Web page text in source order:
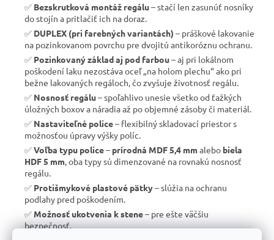
✅ Bezskrutková montáž regálu– stačí len zasunúť nosníky
do stojín a pritlačiť ich na doraz.
✅ DUPLEX (pri farebných variantách) – práškové lakovanie
na pozinkovanom povrchu pre dvojitú antikoróznu ochranu.
✅ Pozinkovaný základ aj pod farbou– aj pri lokálnom
poškodení laku nezostáva oceľ „na holom plechu“ ako pri
bežne lakovaných regáloch, čo zvyšuje životnosť regálu.
✅ Nosnosť regálu– spoľahlivo unesie všetko od ťažkých
úložných boxov a náradia až po objemné zásoby či materiál.
✅ Nastaviteľné police– flexibilný skladovací priestor s
možnosťou úpravy výšky políc.
✅Voľba typu police– prírodná MDF 5,4 mmalebo biela
HDF 5 mm , oba typy sú dimenzované na rovnakú nosnosť
regálu.
✅ Protišmykové plastové pätky– slúžia na ochranu
podlahy pred poškodením.
✅ Možnosť ukotvenia k stene– pre ešte väčšiu
bezpečnosť.